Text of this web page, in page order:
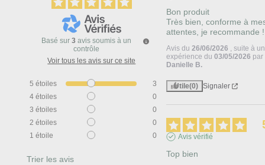
Basé sur 3 avis soumis à un
contrôle
Voir tous les avis sur ce site
5 étoiles
3
4 étoiles
0
3 étoiles
0
2 étoiles
0
1 étoile 0
Trier les avis
Bon produit
Très bien, conforme à
attentes, je recommande !
Avis du26/06/2026 , suite à
expérience du03/05/2026 par
Danielle B.
Utile(0) Signaler
Avis vérifié
Top bien